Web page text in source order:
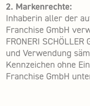
2. Markenrechte:
Inhaberin aller der
Franchise GmbH
FRONERI
und Verwendung
Kennzeichen ohne
Franchise GmbH